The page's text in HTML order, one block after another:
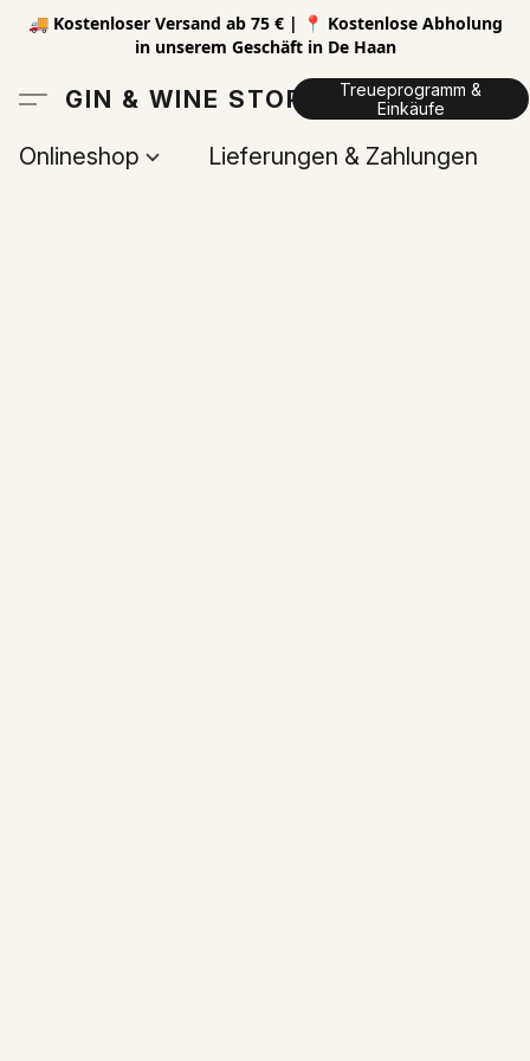
🚚 Kostenloser Versand ab 75 € | 📍 Kostenlose Abholung
in unserem Geschäft in De Haan
GIN & WINE STORE
Treueprogramm &
Einkäufe
Onlineshop Lieferungen & Zahlungen